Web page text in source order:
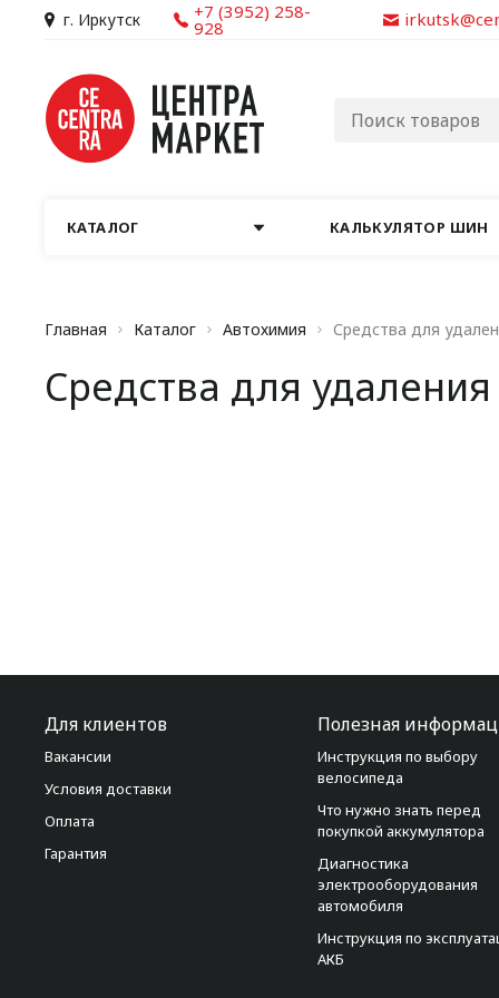
г. Иркутск +7 (3952) 258-
928
КАТАЛОГ КАЛЬКУЛЯТОР ШИН
Главная Каталог Автохимия Средства для
Средства для
Для клиентов
Вакансии
Условия доставки
Оплата
Гарантия
Полезная
Инструкция по выбору
велосипеда
Что нужно знать перед
покупкой аккумулятора
Диагностика
электрооборудования
автомобиля
Инструкция по
АКБ